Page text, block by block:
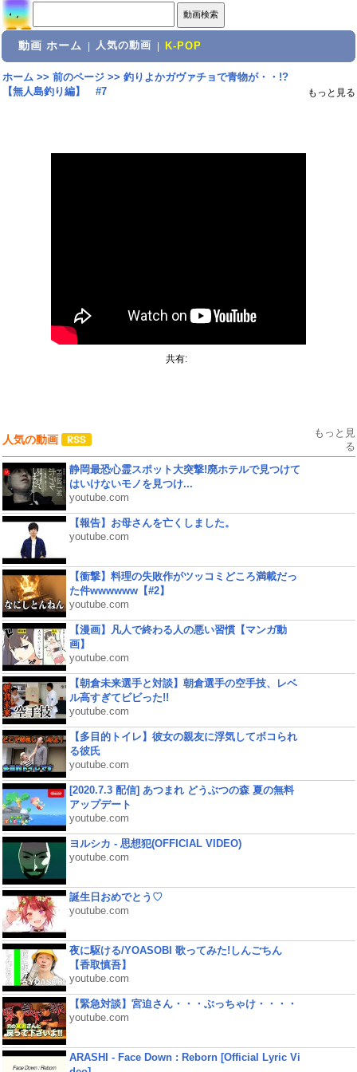
動画 ホーム 人気の動画 K-POP
ホーム>> 前のページ>> 釣りよかガヴァチョで青物が・・!?
【無人島釣り編】 #7
もっと見る
共有:
人気の動画
もっと見
る
静岡最恐心霊スポット大突撃!廃ホテルで見つけて
はいけないモノを見つけ...
youtube.com
【報告】お母さんを亡くしました。
youtube.com
【衝撃】料理の失敗作がツッコミどころ満載だっ
た件wwwwww【#2】
youtube.com
【漫画】凡人で終わる人の悪い習慣【マンガ動
画】
youtube.com
【朝倉未来選手と対談】朝倉選手の空手技、レベ
ル高すぎてビビった!!
youtube.com
【多目的トイレ】彼女の親友に浮気してボコられ
る彼氏
youtube.com
[2020.7.3 配信] あつまれ どうぶつの森 夏の無料
アップデート
youtube.com
ヨルシカ - 思想犯(OFFICIAL VIDEO)
youtube.com
誕生日おめでとう♡
youtube.com
夜に駆ける/YOASOBI 歌ってみた!しんごちん
【香取慎吾】
youtube.com
【緊急対談】宮迫さん・・・ぶっちゃけ・・・・
youtube.com
ARASHI - Face Down : Reborn [Official Lyric Vi